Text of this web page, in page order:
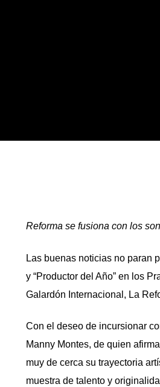
Reforma se fusiona con los
Las buenas noticias no paran
y “Productor del Año” en los
Galardón Internacional, La
Con el deseo de incursionar
Manny Montes, de quien
muy de cerca su trayectoria
muestra de talento y